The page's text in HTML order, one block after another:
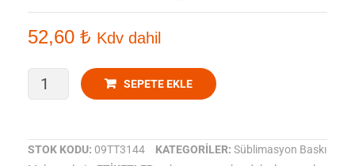
52,60 ₺ Kdv dahil
Yuvarlak
Bardak
SEPETE EKLE
STOK KODU: 09TT3144 KATEGORILER: Süblimasyon Baskı